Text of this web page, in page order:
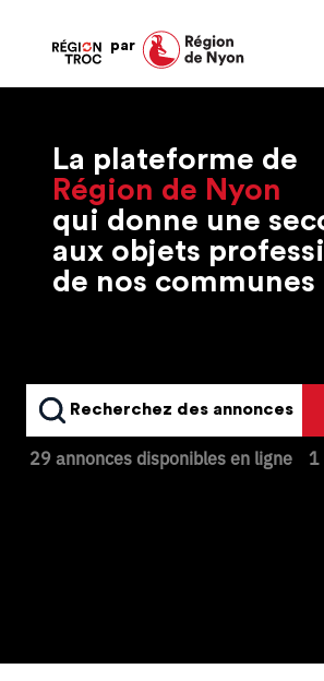
par
La plateforme de
Région de Nyon
qui donne une
aux objets
de nos communes
Recherchez des annonces
29 annonces disponibles en ligne 1